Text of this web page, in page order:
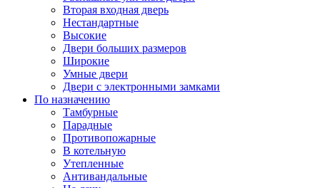
Вторая входная дверь
Нестандартные
Высокие
Двери больших размеров
Широкие
Умные двери
Двери с электронными замками
По назначению
Тамбурные
Парадные
Противопожарные
В котельную
Утепленные
Антивандальные